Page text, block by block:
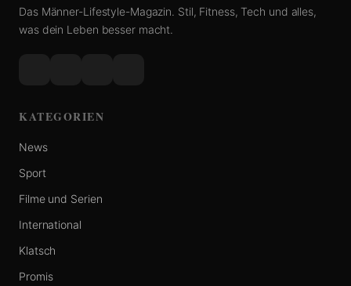
Das Männer-Lifestyle-Magazin. Stil, Fitness, Tech und alles,
was dein Leben besser macht.
KATEGORIEN
News
Sport
Filme und Serien
International
Klatsch
Promis